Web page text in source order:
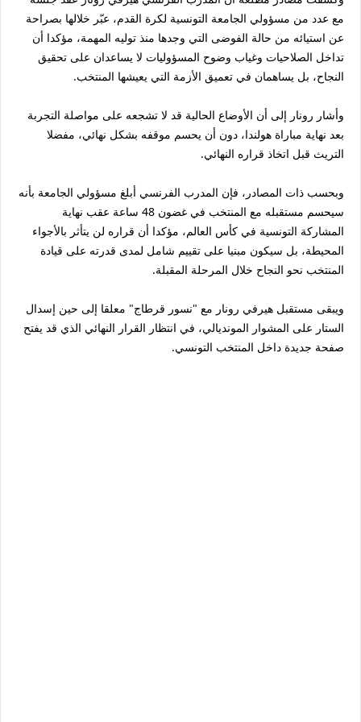
مع عدد من مسؤولي الجامعة التونسية لكرة القدم، عبّر خلالها بصراحة
عن استيائه من حالة الفوضى التي وجدها منذ توليه المهمة، مؤكدا أن
تداخل الصلاحيات وغياب وضوح المسؤوليات لا يساعدان على تحقيق
النجاح، بل يساهمان في تعميق الأزمة التي يعيشها المنتخب.
وأشار رونار إلى أن الأوضاع الحالية قد لا تشجعه على مواصلة التجربة
بعد نهاية مباراة هولندا، دون أن يحسم موقفه بشكل نهائي، مفضلا
التريث قبل اتخاذ قراره النهائي.
وبحسب ذات المصادر، فإن المدرب الفرنسي أبلغ مسؤولي الجامعة بأنه
سيحسم مستقبله مع المنتخب في غضون 48 ساعة عقب نهاية
المشاركة التونسية في كأس العالم، مؤكدا أن قراره لن يتأثر بالأجواء
المحيطة، بل سيكون مبنيا على تقييم شامل لمدى قدرته على قيادة
المنتخب نحو النجاح خلال المرحلة المقبلة.
ويبقى مستقبل هيرفي رونار مع "نسور قرطاج" معلقا إلى حين إسدال
الستار على المشوار المونديالي، في انتظار القرار النهائي الذي قد يفتح
صفحة جديدة داخل المنتخب التونسي.